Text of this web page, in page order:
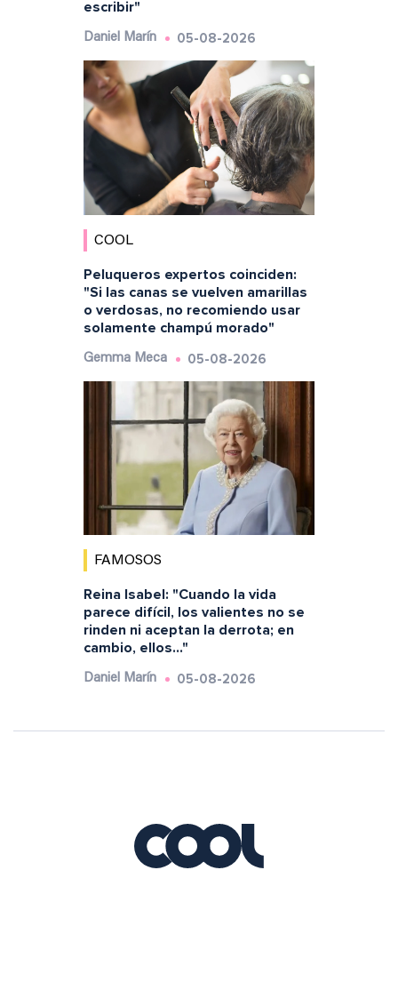
escribir"
Daniel Marín 05-08-2026
COOL
Peluqueros expertos coinciden:
"Si las canas se vuelven amarillas
o verdosas, no recomiendo usar
solamente champú morado"
Gemma Meca 05-08-2026
FAMOSOS
Reina Isabel: "Cuando la vida
parece difícil, los valientes no se
rinden ni aceptan la derrota; en
cambio, ellos..."
Daniel Marín 05-08-2026